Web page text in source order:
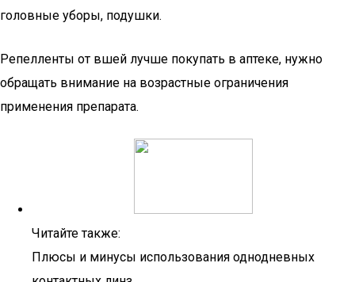
головные уборы, подушки.
Репелленты от вшей лучше покупать в аптеке, нужно
обращать внимание на возрастные ограничения
применения препарата.
Читайте также:
Плюсы и минусы использования однодневных